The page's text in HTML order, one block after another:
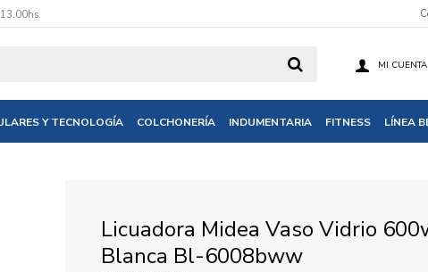
Y TECNOLOGÍA COLCHONERÍA INDUMENTARIA FITNESS LÍNEA
Licuadora Midea Vaso Vidrio
Blanca Bl-6008bww
tengamos stock disponible.